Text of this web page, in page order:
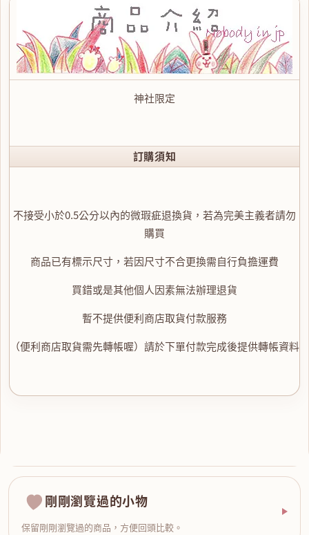
神社限定
訂購須知
不接受小於0.5公分以內的微瑕疵退換貨，若為完美主義者請勿
購買
商品已有標示尺寸，若因尺寸不合更換需自行負擔運費
買錯或是其他個人因素無法辦理退貨
暫不提供便利商店取貨付款服務
（便利商店取貨需先轉帳喔）請於下單付款完成後提供轉帳資料
剛剛瀏覽過的小物
保留剛剛瀏覽過的商品，方便回頭比較。